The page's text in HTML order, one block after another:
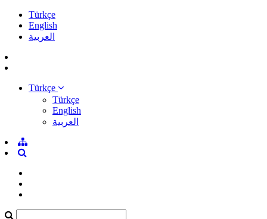
Türkçe
English
العربية
Türkçe
Türkçe
English
العربية